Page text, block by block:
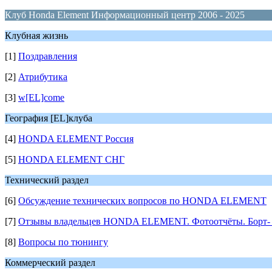
Клуб Honda Element Информационный центр 2006 - 2025
Клубная жизнь
[1] Поздравления
[2] Атрибутика
[3] w[EL]come
География [EL]клуба
[4] HONDA ELEMENT Россия
[5] HONDA ELEMENT СНГ
Технический раздел
[6] Обсуждение технических вопросов по HONDA ELEMENT
[7] Отзывы владельцев HONDA ELEMENT. Фотоотчёты. Борт-
[8] Вопросы по тюнингу
Коммерческий раздел